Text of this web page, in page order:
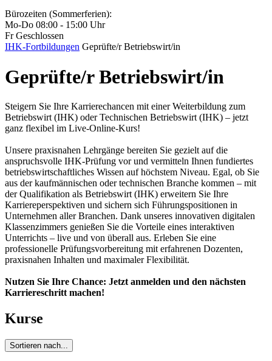
Bürozeiten (Sommerferien):
Mo-Do 08:00 - 15:00 Uhr
Fr Geschlossen
IHK-Fortbildungen Geprüfte/r Betriebswirt/in
Geprüfte/r Betriebswirt/in
Steigern Sie Ihre Karrierechancen mit einer Weiterbildung zum
Betriebswirt (IHK) oder Technischen Betriebswirt (IHK) – jetzt
ganz flexibel im Live-Online-Kurs!
Unsere praxisnahen Lehrgänge bereiten Sie gezielt auf die
anspruchsvolle IHK-Prüfung vor und vermitteln Ihnen fundiertes
betriebswirtschaftliches Wissen auf höchstem Niveau. Egal, ob Sie
aus der kaufmännischen oder technischen Branche kommen – mit
der Qualifikation als Betriebswirt (IHK) erweitern Sie Ihre
Karriereperspektiven und sichern sich Führungspositionen in
Unternehmen aller Branchen. Dank unseres innovativen digitalen
Klassenzimmers genießen Sie die Vorteile eines interaktiven
Unterrichts – live und von überall aus. Erleben Sie eine
professionelle Prüfungsvorbereitung mit erfahrenen Dozenten,
praxisnahen Inhalten und maximaler Flexibilität.
Nutzen Sie Ihre Chance: Jetzt anmelden und den nächsten
Karriereschritt machen!
Kurse
Sortieren nach...